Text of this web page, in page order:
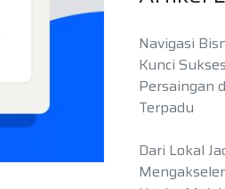
Navigasi
Kunci
Persaingan
Terpadu
Dari Lokal